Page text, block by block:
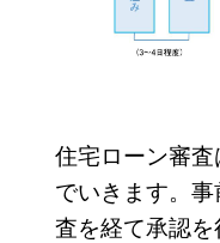
住宅ローン審
でいきます。
査を経て承認